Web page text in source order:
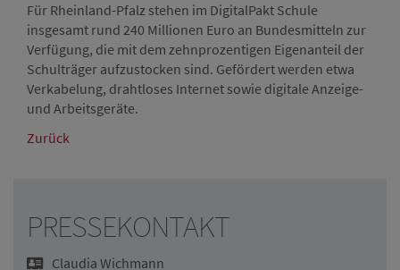
Für Rheinland-Pfalz stehen im DigitalPakt Schule
insgesamt rund 240 Millionen Euro an Bundesmitteln zur
Verfügung, die mit dem zehnprozentigen Eigenanteil der
Schulträger aufzustocken sind. Gefördert werden etwa
Verkabelung, drahtloses Internet sowie digitale Anzeige-
und Arbeitsgeräte.
Zurück
PRESSEKONTAKT
Claudia Wichmann